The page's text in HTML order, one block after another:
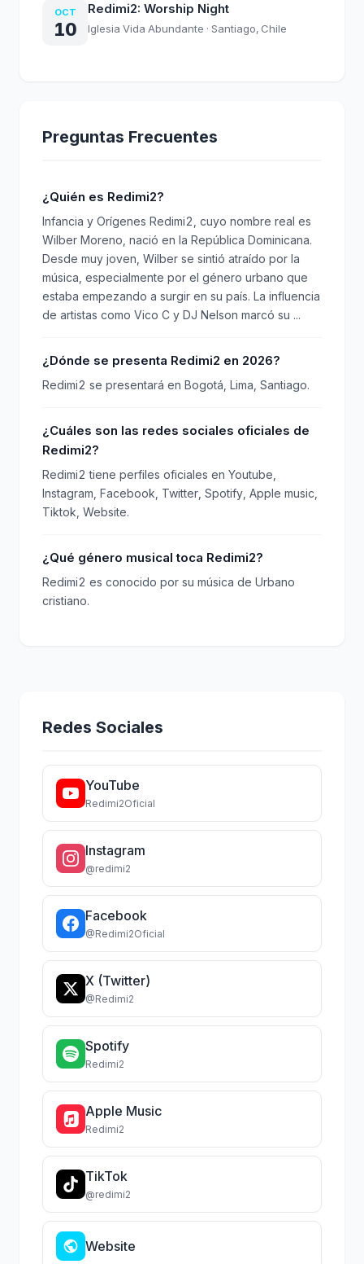
OCT
10
Redimi2: Worship Night
Iglesia Vida Abundante · Santiago, Chile
Preguntas Frecuentes
¿Quién es Redimi2?
Infancia y Orígenes Redimi2, cuyo nombre real es
Wilber Moreno, nació en la República Dominicana.
Desde muy joven, Wilber se sintió atraído por la
música, especialmente por el género urbano que
estaba empezando a surgir en su país. La influencia
de artistas como Vico C y DJ Nelson marcó su ...
¿Dónde se presenta Redimi2 en 2026?
Redimi2 se presentará en Bogotá, Lima, Santiago.
¿Cuáles son las redes sociales oficiales de
Redimi2?
Redimi2 tiene perfiles oficiales en Youtube,
Instagram, Facebook, Twitter, Spotify, Apple music,
Tiktok, Website.
¿Qué género musical toca Redimi2?
Redimi2 es conocido por su música de Urbano
cristiano.
Redes Sociales
YouTube
Redimi2Oficial
Instagram
@redimi2
Facebook
@Redimi2Oficial
X (Twitter)
@Redimi2
Spotify
Redimi2
Apple Music
Redimi2
TikTok
@redimi2
Website